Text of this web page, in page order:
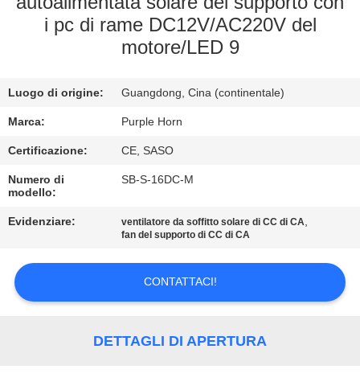
CONTROLLO
CONTATTICI
RICHIEDA
UNA
CITAZIONE
MAPPA
DEL
i pc di rame DC12V/AC220V del
motore/LED 9
Luogo di origine: Guangdong, Cina (continentale)
Marca: Purple Horn
Certificazione: CE, SASO
Numero di
modello:
SB-S-16DC-M
Evidenziare: ventilatore da soffitto solare di CC di CA,
fan del supporto di CC di CA
CONTATTACI!
DETTAGLI DI APERTURA